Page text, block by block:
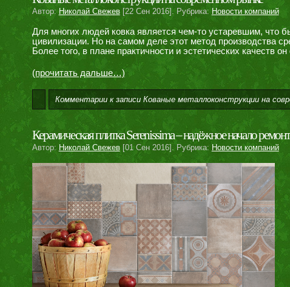
Автор: Николай Свежев[22 Сен 2016]. Рубрика: Новости компаний
Для многих людей ковка является чем-то устаревшим, что
цивилизации. Но на самом деле этот метод производства
Более того, в плане практичности и эстетических качеств
(прочитать дальше…)
Комментариик записи Кованые металлоконструкции на
Керамическая плитка Serenissima – надёжное начало
Автор: Николай Свежев[01 Сен 2016]. Рубрика: Новости компаний